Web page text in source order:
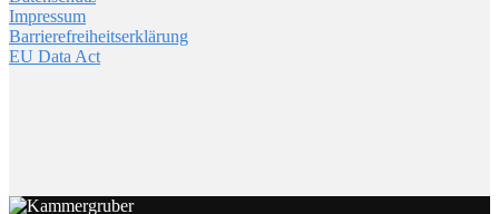
Impressum
Barrierefreiheitserklärung
EU Data Act